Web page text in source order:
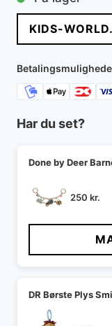
pris
var:
350
KIDS-
Har du set?
Done by Deer
250 kr.
DR Børste Plys